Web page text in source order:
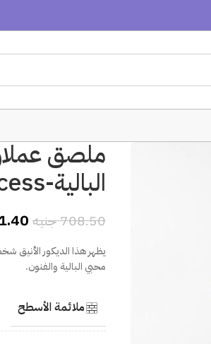
ملصق
البالية-Ballet Princess
708.50جنيه
يظهر هذا الديكور الأنيق
محبي البالية والفنون.
ملائمة الأسطح